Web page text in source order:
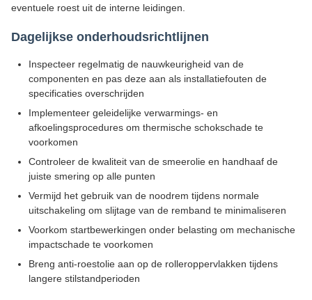
eventuele roest uit de interne leidingen.
Dagelijkse onderhoudsrichtlijnen
Inspecteer regelmatig de nauwkeurigheid van de
componenten en pas deze aan als installatiefouten de
specificaties overschrijden
Implementeer geleidelijke verwarmings- en
afkoelingsprocedures om thermische schokschade te
voorkomen
Controleer de kwaliteit van de smeerolie en handhaaf de
juiste smering op alle punten
Vermijd het gebruik van de noodrem tijdens normale
uitschakeling om slijtage van de remband te minimaliseren
Voorkom startbewerkingen onder belasting om mechanische
impactschade te voorkomen
Breng anti-roestolie aan op de rolleroppervlakken tijdens
langere stilstandperioden